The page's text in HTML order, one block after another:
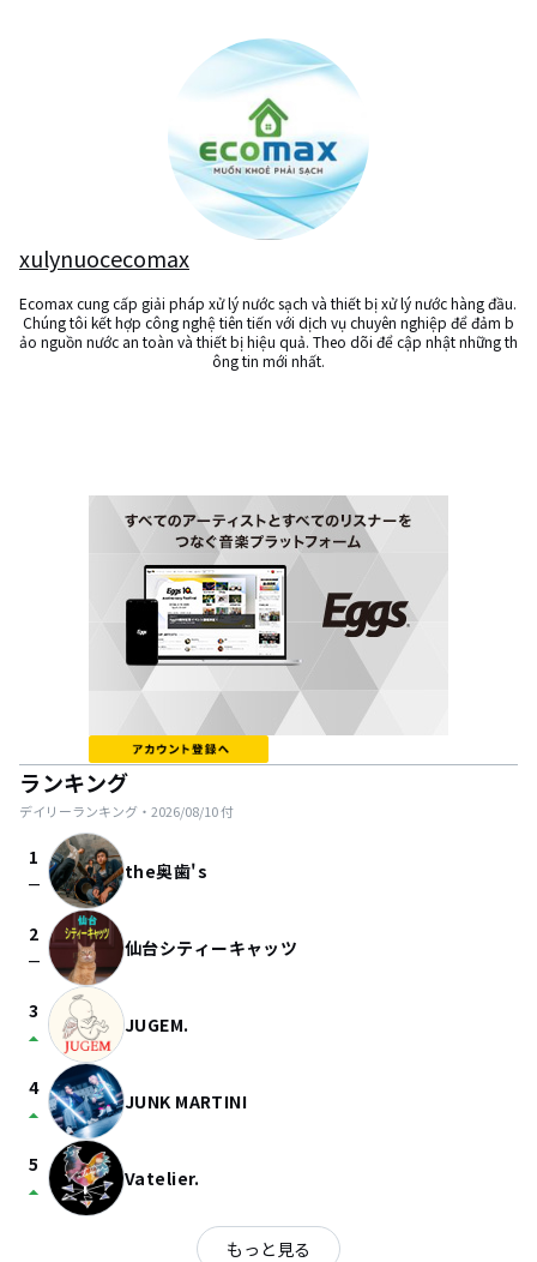
xulynuocecomax
Ecomax cung cấp giải pháp xử lý nước sạch và thiết bị xử lý nước hàng đầu.
Chúng tôi kết hợp công nghệ tiên tiến với dịch vụ chuyên nghiệp để đảm b
ảo nguồn nước an toàn và thiết bị hiệu quả. Theo dõi để cập nhật những th
ông tin mới nhất.
ランキング
デイリーランキング・ 2026/08/10付
1
check_indeterminate_small the奥歯's
2
check_indeterminate_small 仙台シティーキャッツ
3
arrow_drop_up JUGEM.
4
arrow_drop_up JUNK MARTINI
5
arrow_drop_up Vatelier.
もっと見る